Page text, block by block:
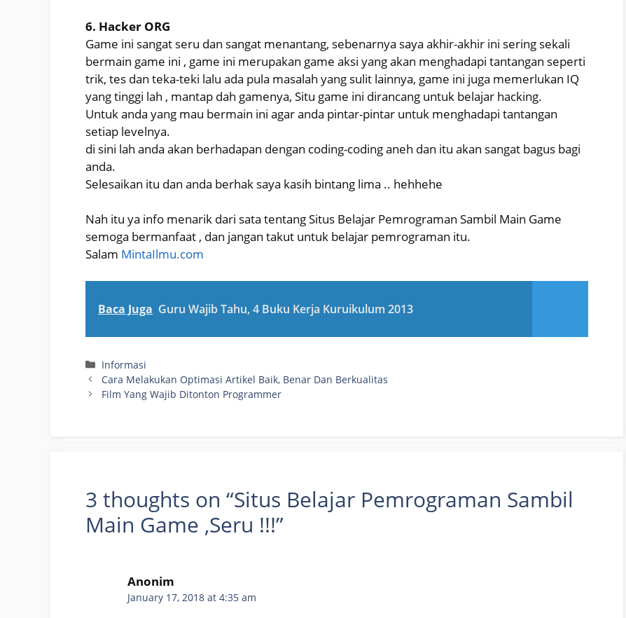
6. Hacker ORG
Game ini sangat seru dan sangat menantang, sebenarnya saya akhir-akhir ini sering sekali
bermain game ini , game ini merupakan game aksi yang akan menghadapi tantangan seperti
trik, tes dan teka-teki lalu ada pula masalah yang sulit lainnya, game ini juga memerlukan IQ
yang tinggi lah , mantap dah gamenya, Situ game ini dirancang untuk belajar hacking.
Untuk anda yang mau bermain ini agar anda pintar-pintar untuk menghadapi tantangan
setiap levelnya.
di sini lah anda akan berhadapan dengan coding-coding aneh dan itu akan sangat bagus bagi
anda.
Selesaikan itu dan anda berhak saya kasih bintang lima .. hehhehe
Nah itu ya info menarik dari sata tentang Situs Belajar Pemrograman Sambil Main Game
semoga bermanfaat , dan jangan takut untuk belajar pemrograman itu.
Salam MintaIlmu.com
Baca Juga Guru Wajib Tahu, 4 Buku Kerja Kuruikulum 2013
Categories
Informasi
Cara Melakukan Optimasi Artikel Baik, Benar Dan Berkualitas
Film Yang Wajib Ditonton Programmer
3 thoughts on “Situs Belajar Pemrograman Sambil
Main Game ,Seru !!!”
Anonim
January 17, 2018 at 4:35 am